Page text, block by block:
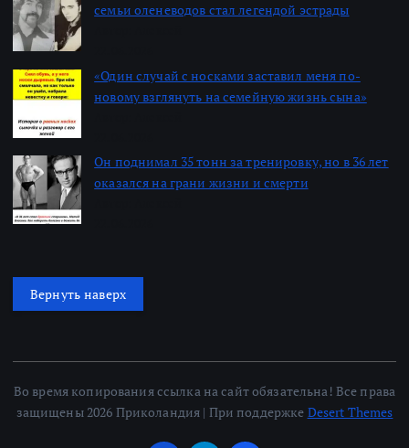
семьи оленеводов стал легендой эстрады
«Один случай с носками заставил меня по-
новому взглянуть на семейную жизнь сына»
Он поднимал 35 тонн за тренировку, но в 36 лет
оказался на грани жизни и смерти
Вернуть наверх
Во время копирования ссылка на сайт обязательна! Все права
защищены 2026 Приколандия | При поддержке Desert Themes